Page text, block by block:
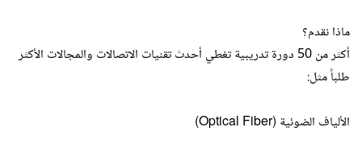
ماذا نقدم؟
أكثر من 50 دورة تدريبية تغطي أحدث تقنيات الاتصالات والمجالات الأكثر
طلباً مثل:
الألياف الضوئية (Optical Fiber)